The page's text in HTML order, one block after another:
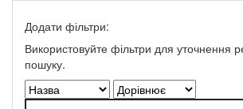
Додати фільтри:
Використовуйте фільтри для уточнення
пошуку.